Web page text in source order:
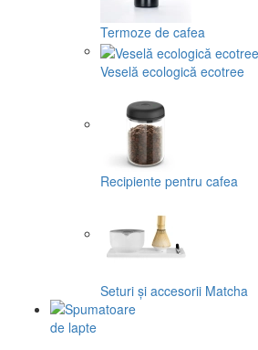
Termoze de cafea
Veselă ecologică ecotree
Recipiente pentru cafea
Seturi și accesorii Matcha